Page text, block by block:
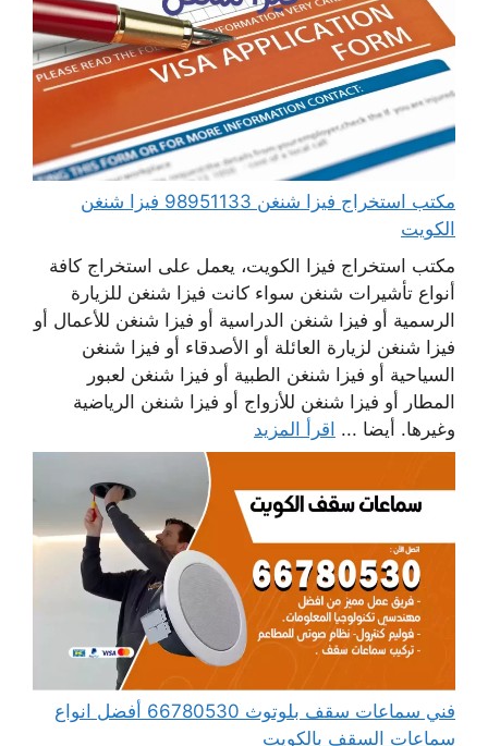
مكتب استخراج فيزا شنغن 98951133 فيزا شنغن
الكويت
مكتب استخراج فيزا الكويت، يعمل على استخراج كافة
أنواع تأشيرات شنغن سواء كانت فيزا شنغن للزيارة
الرسمية أو فيزا شنغن الدراسية أو فيزا شنغن للأعمال أو
فيزا شنغن لزيارة العائلة أو الأصدقاء أو فيزا شنغن
السياحية أو فيزا شنغن الطبية أو فيزا شنغن لعبور
المطار أو فيزا شنغن للأزواج أو فيزا شنغن الرياضية
وغيرها. أيضا ... اقرأ المزيد
فني سماعات سقف بلوتوث 66780530 أفضل انواع
سماعات السقف بالكويت